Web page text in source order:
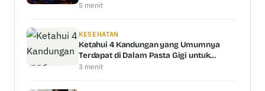
5 menit
KESEHATAN
Ketahui 4 Kandungan yang Umumnya
Terdapat di Dalam Pasta Gigi untuk
Memutihkan Gigi
3 menit